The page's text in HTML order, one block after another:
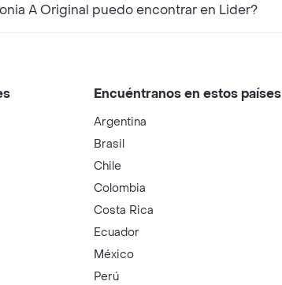
A Original puedo encontrar en Lider?
Encuéntranos en estos países
Argentina
Brasil
Chile
Colombia
Costa Rica
Ecuador
México
Perú